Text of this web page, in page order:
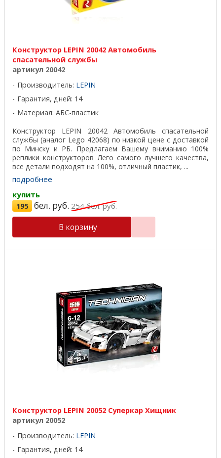
Конструктор LEPIN 20042 Автомобиль
спасательной службы
артикул 20042
Производитель: LEPIN
Гарантия, дней: 14
Материал: АБС-пластик
Конструктор LEPIN 20042 Автомобиль спасательной
службы (аналог Lego 42068) по низкой цене с доставкой
по Минску и РБ. Предлагаем Вашему вниманию 100%
реплики конструкторов Лего самого лучшего качества,
все детали подходят на 100%, отличный пластик, ...
подробнее
купить
195 бел. руб. 254бел. руб.
В корзину
Конструктор LEPIN 20052 Суперкар Хищник
артикул 20052
Производитель: LEPIN
Гарантия, дней: 14